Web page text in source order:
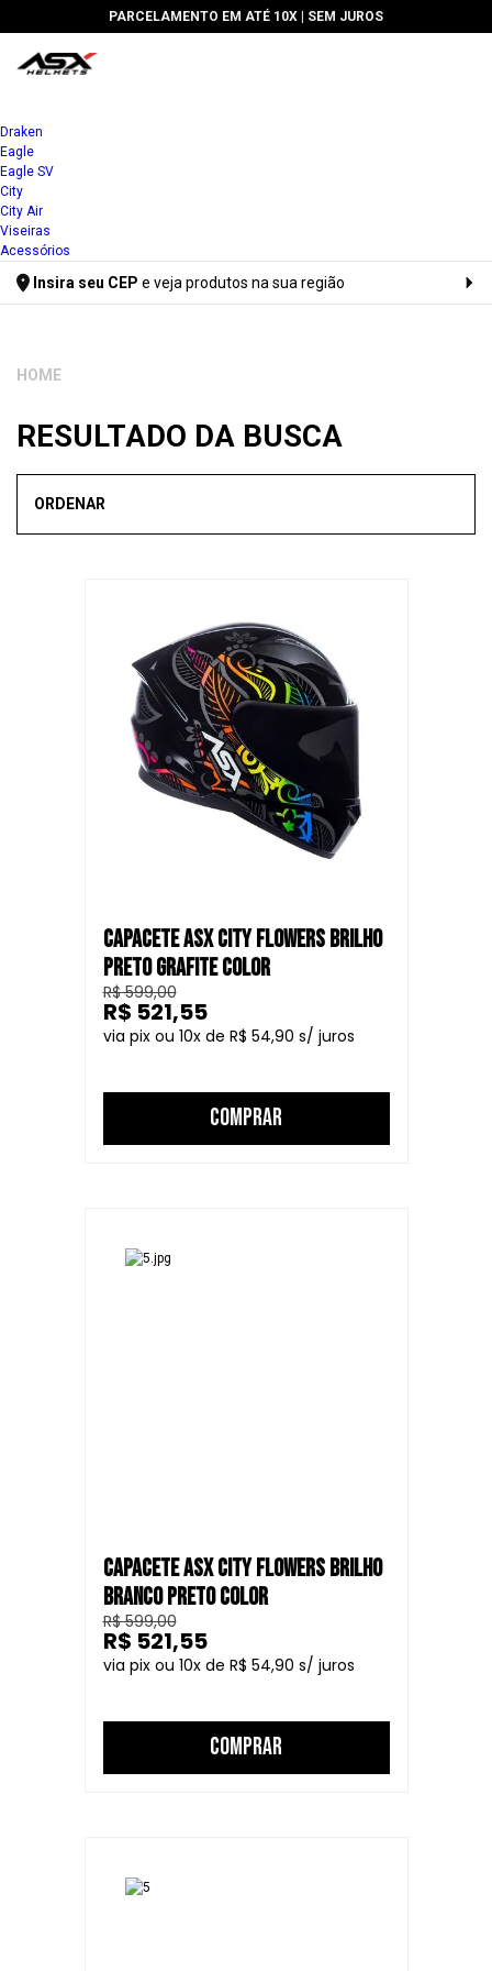
PARCELAMENTO EM ATÉ 10X | SEM JUROS
Draken
Eagle
Eagle SV
City
City Air
Viseiras
Acessórios
Insira seu CEP e veja produtos na sua região
RESULTADO DA BUSCA
ORDENAR
Menor Preço
Maior Preço
CAPACETE ASX CITY FLOWERS BRILHO
PRETO GRAFITE COLOR
R$ 599,00
10
R$ 54,90
R$ 521,55
COMPRAR
CAPACETE ASX CITY FLOWERS BRILHO
BRANCO PRETO COLOR
R$ 599,00
10
R$ 54,90
R$ 521,55
COMPRAR